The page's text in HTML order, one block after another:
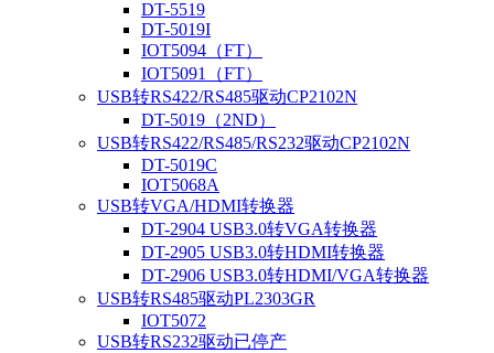
DT-5519
DT-5019I
IOT5094（FT）
IOT5091（FT）
USB转RS422/RS485驱动CP2102N
DT-5019（2ND）
USB转RS422/RS485/RS232驱动CP2102N
DT-5019C
IOT5068A
USB转VGA/HDMI转换器
DT-2904 USB3.0转VGA转换器
DT-2905 USB3.0转HDMI转换器
DT-2906 USB3.0转HDMI/VGA转换器
USB转RS485驱动PL2303GR
IOT5072
USB转RS232驱动已停产